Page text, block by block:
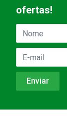
ofertas!